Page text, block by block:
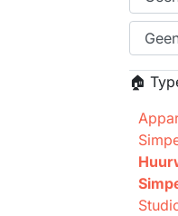
🏠